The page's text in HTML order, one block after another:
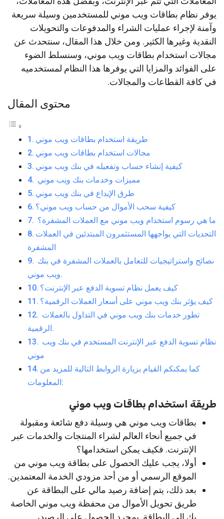
يوفر نظام بطاقات ويب موني للمستخدمين وسيلة سريعة
وآمنة لإجراء عمليات الشراء والمدفوعات والتحويلات
النقدية وغيرها الكثير. ومن خلال هذا المقال، سنتحدث عن
مجالات استخدام بطاقات ويب موني، وسنسلط الضوء
على الفوائد والمزايا التي يوفرها هذا النظام لمستخدميه
في كافة القطاعات والمجالات.
محتوى المقال
طريقة استخدام بطاقات ويب موني
مجالات استخدام بطاقات ويب موني
كيفية إنشاء حساب وتفعيله في بنك ويب موني
مميزات وخدمات بنك ويب موني
طرق الإيداع في بنك ويب موني
كيفية سحب الأموال من حساب ويب موني؟
ما هي رسوم استخدام ويب موني مع العملات المشفرة؟
التحديات التي يواجهها المستثمرون المبتدئين في العملات
المشفرة
ويب موني.
كيف يعمل نظام تسوية الدفع عبر الإنترنت؟
كيف يؤثر بنك ويب موني على أسعار العملات الرقمية؟
الرقمية.
موني
كما يمكنكم القيام بزيارة الروابط التالية للمزيد من
المعلومات:
طريقة استخدام بطاقات ويب موني
بطاقات ويب موني هي وسيلة دفع شائعة ومقبولة
في جميع أنحاء العالم لشراء المنتجات والخدمات عبر
الإنترنت. فكيف يمكن استخدامها؟
أولا، يجب عليك الحصول على بطاقة ويب موني من
الموقع الرسمي أو من أحد مزودي الخدمة المعتمدين.
بعد ذلك، يتم إضافة رصيد مالي على البطاقة عن
طريق تحويل الأموال من محفظة ويب موني الخاصة
بك إلى البطاقة. بمجرد الحصول على الرصيد،